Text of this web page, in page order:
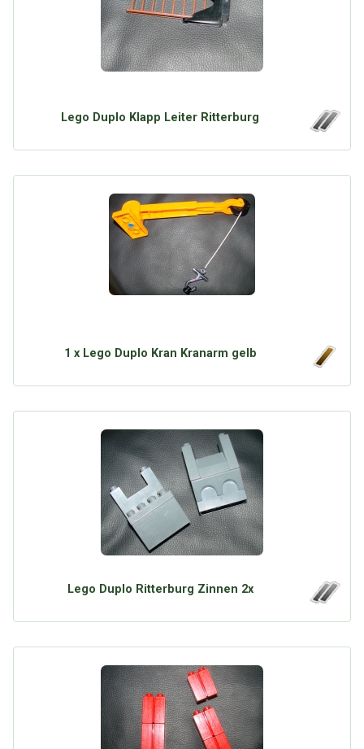
Lego Duplo Klapp Leiter Ritterburg
1 x Lego Duplo Kran Kranarm gelb
Lego Duplo Ritterburg Zinnen 2x